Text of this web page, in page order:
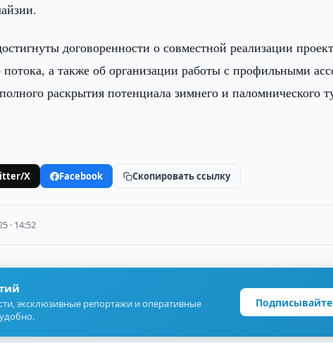
договоренности о совместной реализации
потока, а также об организации работы с профильными
раскрытия потенциала зимнего и паломнического
X Facebook Скопировать ссылку
· 14:52
эксклюзивные репортажи и оперативные